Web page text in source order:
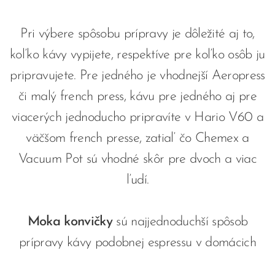
Pri výbere spôsobu prípravy je dôležité aj to,
koľko kávy vypijete, respektíve pre koľko osôb ju
pripravujete. Pre jedného je vhodnejší Aeropress
či malý french press, kávu pre jedného aj pre
viacerých jednoducho pripravíte v Hario V60 a
väčšom french presse, zatiaľ čo Chemex a
Vacuum Pot sú vhodné skôr pre dvoch a viac
ľudí.
Moka konvičkysú najjednoduchší spôsob
prípravy kávy podobnej espressu v domácich